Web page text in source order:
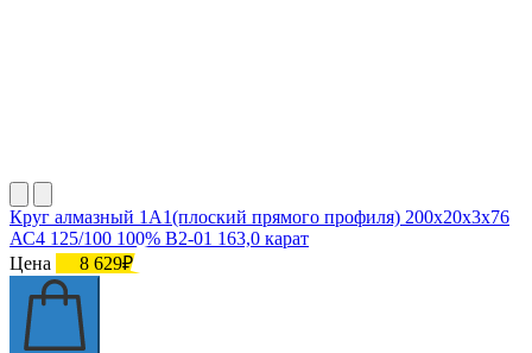
Круг алмазный 1А1(плоский прямого профиля) 200х20х3х76
АС4 125/100 100% В2-01 163,0 карат
Цена
8 629₽